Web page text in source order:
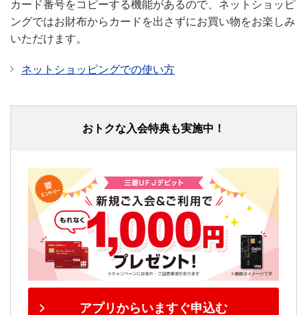
ショッピング保険
海外
最大：年間100万円
（自己負担額5,000円/1事故
あたり）
海外
最大：年間100万円
（自己負担額
10,000円/1事故あ
たり）
国内
カード番号をコピーする機能があるので、ネットショッピ
ングではお財布からカードを出さずにお買い物をお楽しみ
いただけます。
ネットショッピングでの使い方
おトクな入会特典も実施中！
アプリからいますぐ申込む